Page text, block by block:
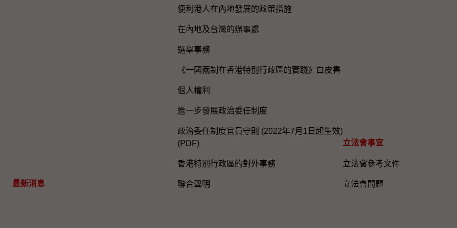
最新消息
便利港人在內地發展的政策措施
在內地及台灣的辦事處
選舉事務
《一國兩制在香港特別行政區的實踐》白皮書
個人權利
進一步發展政治委任制度
政治委任制度官員守則 (2022年7月1日起生效)
(PDF)
香港特別行政區的對外事務
聯合聲明
立法會事宜
立法會參考文件
立法會問題